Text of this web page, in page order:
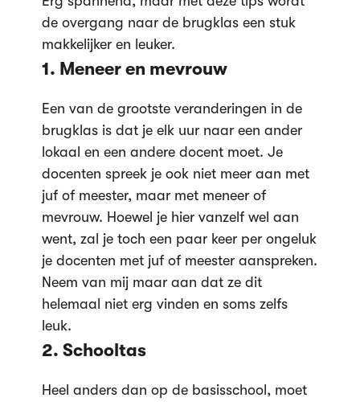
de overgang naar de brugklas een stuk
makkelijker en leuker.
1. Meneer en mevrouw
Een van de grootste veranderingen in de
brugklas is dat je elk uur naar een ander
lokaal en een andere docent moet. Je
docenten spreek je ook niet meer aan met
juf of meester, maar met meneer of
mevrouw. Hoewel je hier vanzelf wel aan
went, zal je toch een paar keer per ongeluk
je docenten met juf of meester aanspreken.
Neem van mij maar aan dat ze dit
helemaal niet erg vinden en soms zelfs
leuk.
2. Schooltas
Heel anders dan op de basisschool, moet